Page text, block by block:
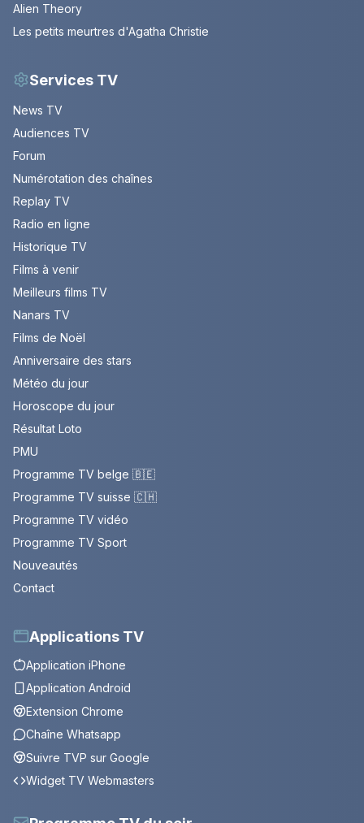
Alien Theory
Les petits meurtres d'Agatha Christie
Services TV
News TV
Audiences TV
Forum
Numérotation des chaînes
Replay TV
Radio en ligne
Historique TV
Films à venir
Meilleurs films TV
Nanars TV
Films de Noël
Anniversaire des stars
Météo du jour
Horoscope du jour
Résultat Loto
PMU
Programme TV belge 🇧🇪
Programme TV suisse 🇨🇭
Programme TV vidéo
Programme TV Sport
Nouveautés
Contact
Applications TV
Application iPhone
Application Android
Extension Chrome
Chaîne Whatsapp
Suivre TVP sur Google
Widget TV Webmasters